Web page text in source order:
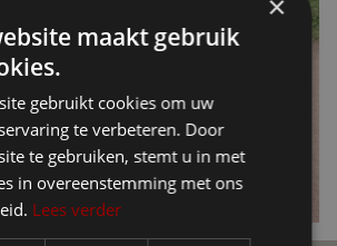
maakt gebruik
gebruikt cookies om uw
te verbeteren. Door
te gebruiken, stemt u in met
in overeenstemming met ons
Lees verder